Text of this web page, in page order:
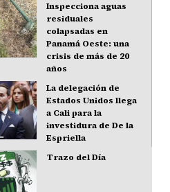
Inspecciona aguas
residuales
colapsadas en
Panamá Oeste: una
crisis de más de 20
años
La delegación de
Estados Unidos llega
a Cali para la
investidura de De la
Espriella
Trazo del Día